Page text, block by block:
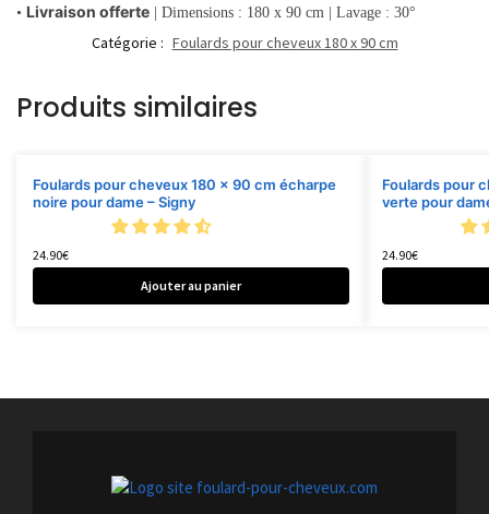
• Livraison offerte | Dimensions : 180 x 90 cm | Lavage : 30°
Catégorie : Foulards pour cheveux 180 x 90 cm
Produits similaires
Foulards pour cheveux 180 x 90 cm écharpe
noire pour dame – Signy
24.90€
Ajouter au panier
Foulards pour
verte pour
24.90€